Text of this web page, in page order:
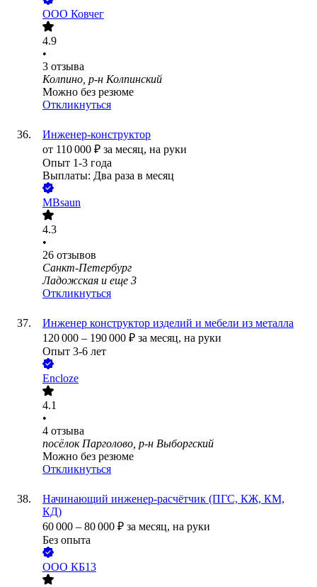
ООО Ковчег
4.9
•
3 отзыва
Колпино, р-н Колпинский
Можно без резюме
Откликнуться
Инженер-конструктор
от 110 000 ₽ за месяц, на руки
Опыт 1-3 года
Выплаты: Два раза в месяц
MBsaun
4.3
•
26 отзывов
Санкт-Петербург
Ладожская и еще 3
Откликнуться
Инженер конструктор изделий и мебели из металла
120 000 – 190 000 ₽ за месяц, на руки
Опыт 3-6 лет
Encloze
4.1
•
4 отзыва
посёлок Парголово, р-н Выборгский
Можно без резюме
Откликнуться
Начинающий инженер-расчётчик (ПГС, КЖ, КМ,
КД)
60 000 – 80 000 ₽ за месяц, на руки
Без опыта
ООО КБ13